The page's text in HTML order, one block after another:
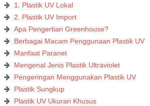
1. Plastik UV Lokal
2. Plastik UV Import
Apa Pengertian Greenhouse?
Berbagai Macam Penggunaan Plastik UV
Manfaat Paranet
Mengenal Jenis Plastik Ultraviolet
Pengeringan Menggunakan Plastik UV
Plastik Sungkup
Plastik UV Ukuran Khusus